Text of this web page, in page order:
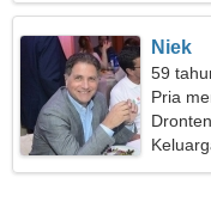
Niek
59
Pria